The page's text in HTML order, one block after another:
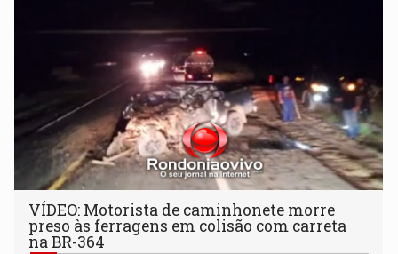
VÍDEO: Motorista de caminhonete morre
preso às ferragens em colisão com carreta
na BR-364